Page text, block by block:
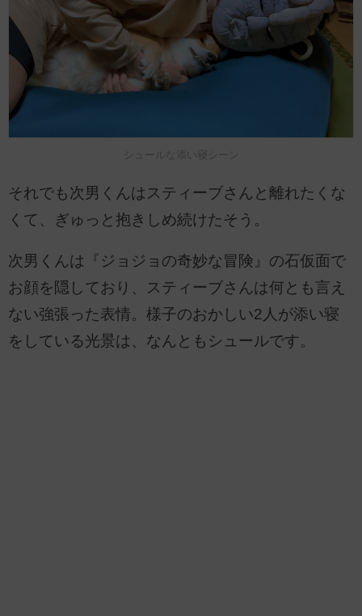
シュールな添い寝シーン
それでも次男くんはスティーブさんと離れたくな
くて、ぎゅっと抱きしめ続けたそう。
次男くんは『ジョジョの奇妙な冒険』の石仮面で
お顔を隠しており、スティーブさんは何とも言え
ない強張った表情。様子のおかしい2人が添い寝
をしている光景は、なんともシュールです。